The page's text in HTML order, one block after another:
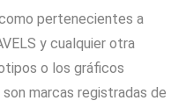
pertenecientes a
y cualquier otra
o los gráficos
marcas registradas de